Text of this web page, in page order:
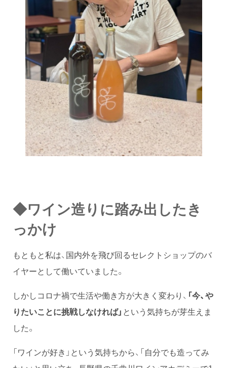
◆ワイン造りに踏み出したき
っかけ
もともと私は、国内外を飛び回るセレクトショップのバ
イヤーとして働いていました。
しかしコロナ禍で生活や働き方が大きく変わり、 「今、や
りたいことに挑戦しなければ」 という気持ちが芽生えま
した。
「ワインが好き」という気持ちから、「自分でも造ってみ